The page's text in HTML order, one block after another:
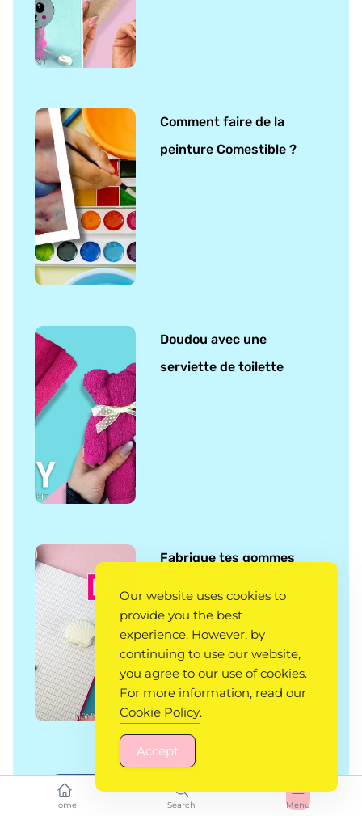
Home Search Menu
Comment faire de la
peinture Comestible ?
Doudou avec une
serviette de toilette
Fabrique tes gommes
Facebook Twitter
Our website uses cookies to
provide you the best
experience. However, by
continuing to use our website,
you agree to our use of cookies.
For more information, read our
Cookie Policy.
Accept